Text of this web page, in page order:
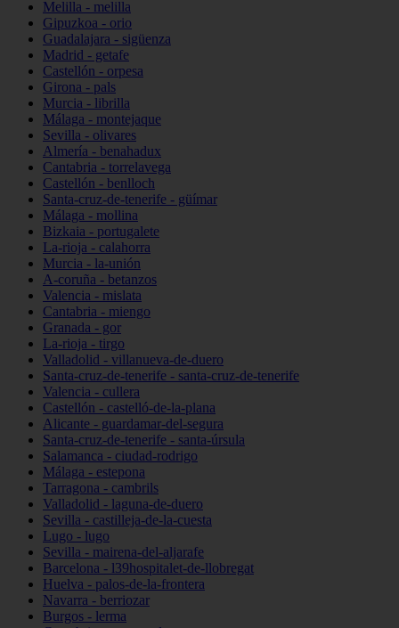
Melilla - melilla
Gipuzkoa - orio
Guadalajara - sigüenza
Madrid - getafe
Castellón - orpesa
Girona - pals
Murcia - librilla
Málaga - montejaque
Sevilla - olivares
Almería - benahadux
Cantabria - torrelavega
Castellón - benlloch
Santa-cruz-de-tenerife - güímar
Málaga - mollina
Bizkaia - portugalete
La-rioja - calahorra
Murcia - la-unión
A-coruña - betanzos
Valencia - mislata
Cantabria - miengo
Granada - gor
La-rioja - tirgo
Valladolid - villanueva-de-duero
Santa-cruz-de-tenerife - santa-cruz-de-tenerife
Valencia - cullera
Castellón - castelló-de-la-plana
Alicante - guardamar-del-segura
Santa-cruz-de-tenerife - santa-úrsula
Salamanca - ciudad-rodrigo
Málaga - estepona
Tarragona - cambrils
Valladolid - laguna-de-duero
Sevilla - castilleja-de-la-cuesta
Lugo - lugo
Sevilla - mairena-del-aljarafe
Barcelona - l39hospitalet-de-llobregat
Huelva - palos-de-la-frontera
Navarra - berriozar
Burgos - lerma